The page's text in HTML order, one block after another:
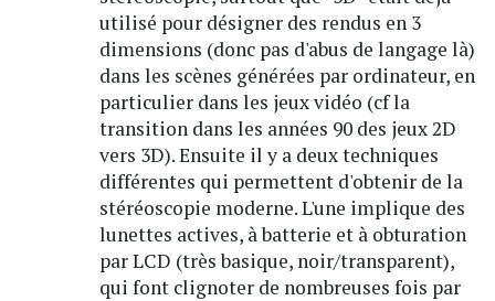
utilisé pour désigner des rendus en 3
dimensions (donc pas d'abus de langage là)
dans les scènes générées par ordinateur, en
particulier dans les jeux vidéo (cf la
transition dans les années 90 des jeux 2D
vers 3D). Ensuite il y a deux techniques
différentes qui permettent d'obtenir de la
stéréoscopie moderne. L'une implique des
lunettes actives, à batterie et à obturation
par LCD (très basique, noir/transparent),
qui font clignoter de nombreuses fois par